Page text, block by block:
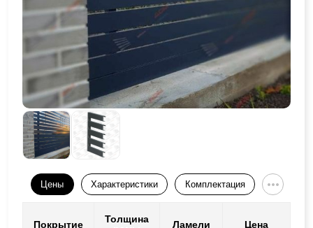
Цены Характеристики Комплектация
Покрытие
Толщина
Ламели Цена